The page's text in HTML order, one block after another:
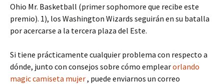
Ohio Mr. Basketball (primer sophomore que recibe este
premio). 1), los Washington Wizards seguirán en su batalla
por acercarse a la tercera plaza del Este.
Si tiene prácticamente cualquier problema con respecto a
dónde, junto con consejos sobre cómo emplearorlando
magic camiseta mujer, puede enviarnos un correo